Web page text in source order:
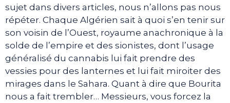
sujet dans divers articles, nous n’allons pas nous
répéter. Chaque Algérien sait à quoi s’en tenir sur
son voisin de l’Ouest, royaume anachronique à la
solde de l’empire et des sionistes, dont l’usage
généralisé du cannabis lui fait prendre des
vessies pour des lanternes et lui fait miroiter des
mirages dans le Sahara. Quant à dire que Bourita
nous a fait trembler… Messieurs, vous forcez la